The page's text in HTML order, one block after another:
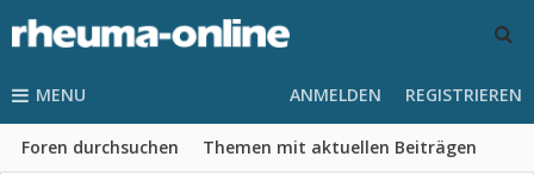
MENU
Foren durchsuchen Themen mit aktuellen Beiträgen
ANMELDEN REGISTRIEREN